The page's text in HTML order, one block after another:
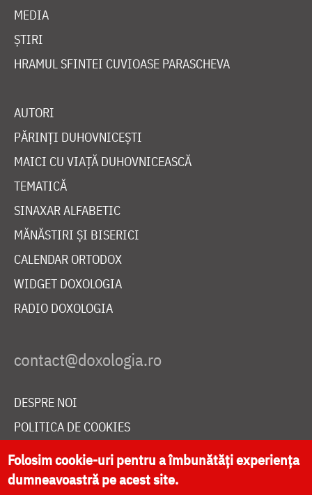
MEDIA
ȘTIRI
HRAMUL SFINTEI CUVIOASE PARASCHEVA
AUTORI
PĂRINȚI DUHOVNICEȘTI
MAICI CU VIAȚĂ DUHOVNICEASCĂ
TEMATICĂ
SINAXAR ALFABETIC
MĂNĂSTIRI ȘI BISERICI
CALENDAR ORTODOX
WIDGET DOXOLOGIA
RADIO DOXOLOGIA
DESPRE NOI
POLITICA DE COOKIES
DONEAZĂ ONLINE PENTRU CATEDRALA NAȚIONALĂ
Folosim cookie-uri pentru a îmbunătăți experiența
dumneavoastră pe acest site.